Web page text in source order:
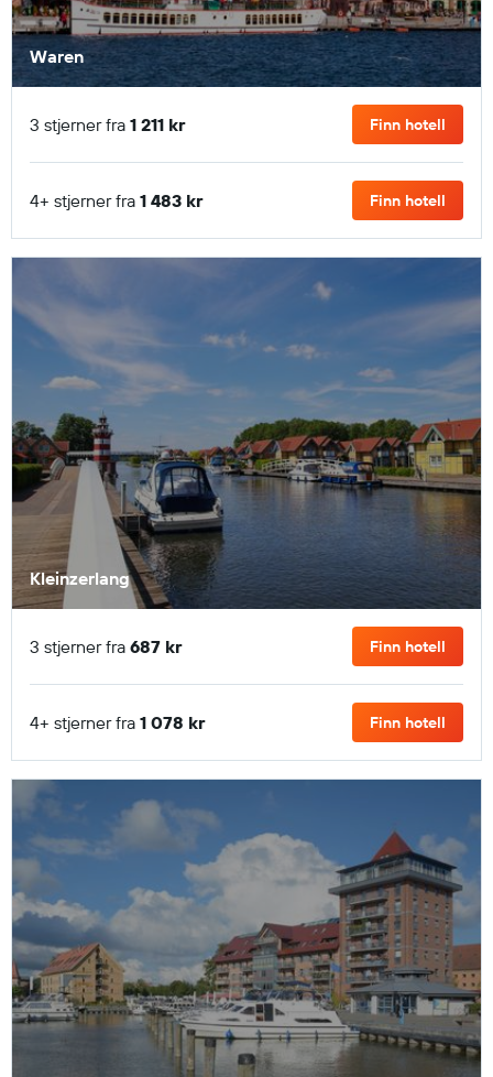
Waren
3 stjerner fra 1 211 kr Finn hotell
4+ stjerner fra 1 483 kr Finn hotell
Kleinzerlang
3 stjerner fra 687 kr Finn hotell
4+ stjerner fra 1 078 kr Finn hotell